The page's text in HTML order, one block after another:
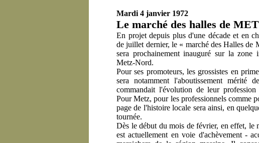
Mardi 4 janvier 1972
Le marché des halles de
En projet depuis plus d'une décade et en
de juillet dernier, le « marché des Halles de
sera prochainement inauguré sur la zone
Metz-Nord.
Pour ses promoteurs, les grossistes en
sera notamment l'aboutissement mérité
commandait l'évolution de leur profession
Pour Metz, pour les professionnels comme
page de l'histoire locale sera ainsi, en
tournée.
Dès le début du mois de février, en effet, le
est actuellement en voie d'achèvement -